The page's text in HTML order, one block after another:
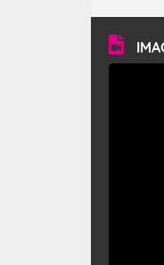
vitesse
en
du